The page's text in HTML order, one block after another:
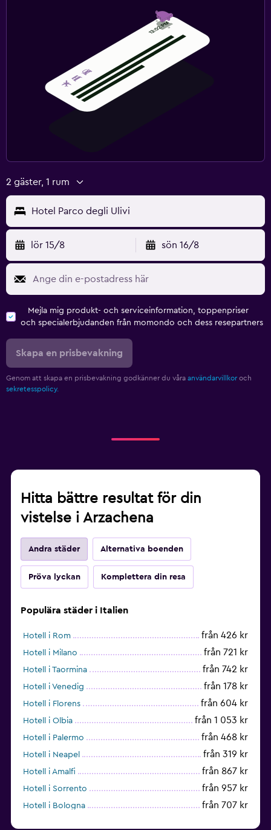
2 gäster, 1 rum
Hotel Parco degli Ulivi
lör 15/8 sön 16/8
Mejla mig produkt- och serviceinformation, toppenpriser
och specialerbjudanden från momondo och dess resepartners
Skapa en prisbevakning
Genom att skapa en prisbevakning godkänner du våra användarvillkor och
sekretesspolicy.
Hitta bättre resultat för din
vistelse i Arzachena
Andra städer Alternativa boenden
Pröva lyckan Komplettera din resa
Populära städer i Italien
Hotell i Rom från 426 kr
Hotell i Milano från 721 kr
Hotell i Taormina från 742 kr
Hotell i Venedig från 178 kr
Hotell i Florens från 604 kr
Hotell i Olbia från 1 053 kr
Hotell i Palermo från 468 kr
Hotell i Neapel från 319 kr
Hotell i Amalfi från 867 kr
Hotell i Sorrento från 957 kr
Hotell i Bologna från 707 kr